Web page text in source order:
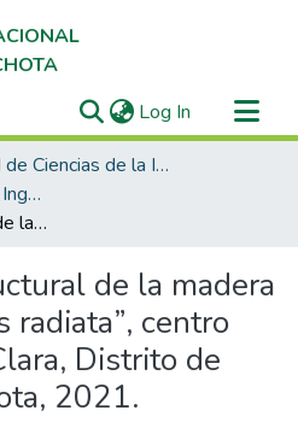
Log In (current)
Facultad de Ciencias de la Ingeniería
Escuela Profesional de Ingeniería Civil
Evaluación estructural de la madera habilitada “pinus radiata”, centro poblado Santa Clara, Distrito de Chalamarca, Chota, 2021.
de la madera
radiata”, centro
Distrito de
2021.